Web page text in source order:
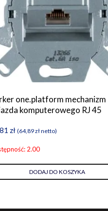
one.platform mechanizm
komputerowego RJ 45
zł (64,89złnetto)
2.00
DODAJ DO KOSZYKA